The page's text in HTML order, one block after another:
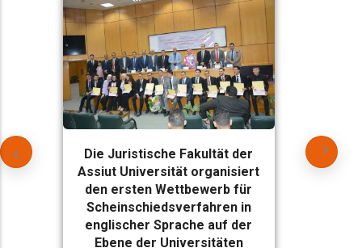
Die Juristische Fakultät der
Assiut Universität organisiert
den ersten Wettbewerb für
Scheinschiedsverfahren in
englischer Sprache auf der
Ebene der Universitäten